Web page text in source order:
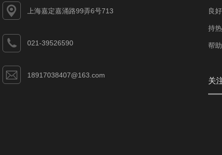
上海嘉定嘉涌路99弄6号713
021-39526590
18917038407@163.com
良
持
帮
关